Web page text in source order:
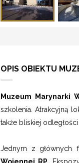
OPIS OBIEKTU
Muzeum Marynarki
szkolenia. Atrakcyjną
także bliskiej
Jednym z głównych